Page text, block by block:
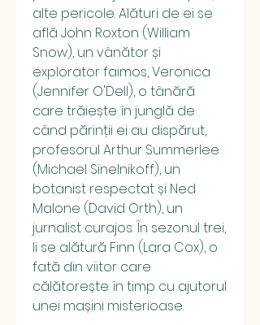
alte pericole. Alături de ei se
află John Roxton (William
Snow), un vânător și
explorator faimos, Veronica
(Jennifer O'Dell), o tânără
care trăiește în junglă de
când părinții ei au dispărut,
profesorul Arthur Summerlee
(Michael Sinelnikoff), un
botanist respectat și Ned
Malone (David Orth), un
jurnalist curajos. În sezonul trei,
li se alătură Finn (Lara Cox), o
fată din viitor care
călătorește în timp cu ajutorul
unei mașini misterioase.